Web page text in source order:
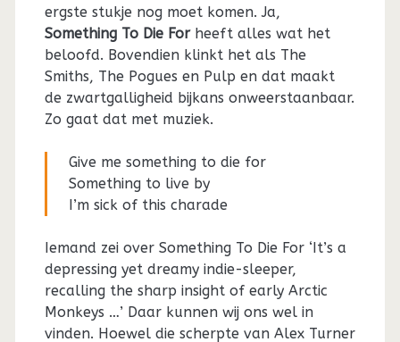
ergste stukje nog moet komen. Ja,
Something To Die Forheeft alles wat het
beloofd. Bovendien klinkt het als The
Smiths, The Pogues en Pulp en dat maakt
de zwartgalligheid bijkans onweerstaanbaar.
Zo gaat dat met muziek.
Give me something to die for
Something to live by
I’m sick of this charade
Iemand zei over Something To Die For ‘It’s a
depressing yet dreamy indie-sleeper,
recalling the sharp insight of early Arctic
Monkeys …’ Daar kunnen wij ons wel in
vinden. Hoewel die scherpte van Alex Turner